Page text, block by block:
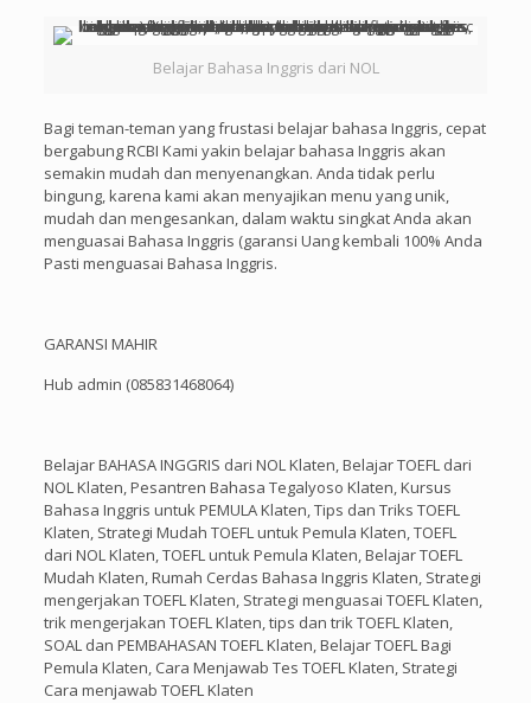
Belajar Bahasa Inggris dari NOL
Bagi teman-teman yang frustasi belajar bahasa Inggris, cepat
bergabung RCBI Kami yakin belajar bahasa Inggris akan
semakin mudah dan menyenangkan. Anda tidak perlu
bingung, karena kami akan menyajikan menu yang unik,
mudah dan mengesankan, dalam waktu singkat Anda akan
menguasai Bahasa Inggris (garansi Uang kembali 100% Anda
Pasti menguasai Bahasa Inggris.
GARANSI MAHIR
Hub admin (085831468064)
Belajar BAHASA INGGRIS dari NOL Klaten, Belajar TOEFL dari
NOL Klaten, Pesantren Bahasa Tegalyoso Klaten, Kursus
Bahasa Inggris untuk PEMULA Klaten, Tips dan Triks TOEFL
Klaten, Strategi Mudah TOEFL untuk Pemula Klaten, TOEFL
dari NOL Klaten, TOEFL untuk Pemula Klaten, Belajar TOEFL
Mudah Klaten, Rumah Cerdas Bahasa Inggris Klaten, Strategi
mengerjakan TOEFL Klaten, Strategi menguasai TOEFL Klaten,
trik mengerjakan TOEFL Klaten, tips dan trik TOEFL Klaten,
SOAL dan PEMBAHASAN TOEFL Klaten, Belajar TOEFL Bagi
Pemula Klaten, Cara Menjawab Tes TOEFL Klaten, Strategi
Cara menjawab TOEFL Klaten